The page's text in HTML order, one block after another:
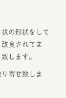
の形状をして
良されてま
します。
寄せ致しま